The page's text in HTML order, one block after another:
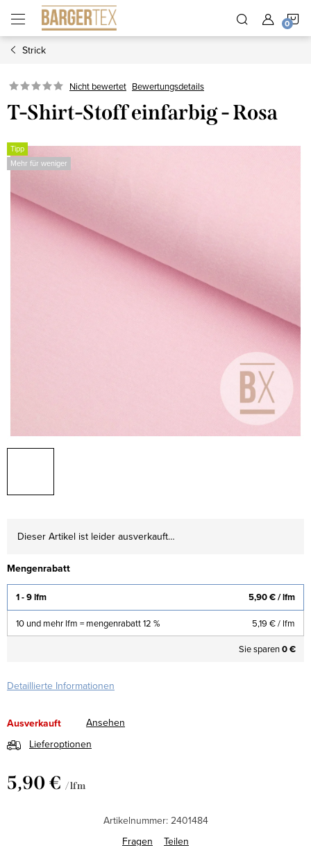
Inhalt
springen
Strick
Nicht bewertet Bewertungsdetails
T-Shirt-Stoff einfarbig - Rosa
Tipp
Mehr für weniger
Dieser Artikel ist leider ausverkauft…
Mengenrabatt
1 - 9 lfm 5,90 €/ lfm
10 und mehr lfm = mengenrabatt 12 % 5,19 €/ lfm
Sie sparen0 €
Detaillierte Informationen
Ausverkauft
Ansehen
Lieferoptionen
5,90 € / lfm
Artikelnummer: 2401484
Fragen
Teilen